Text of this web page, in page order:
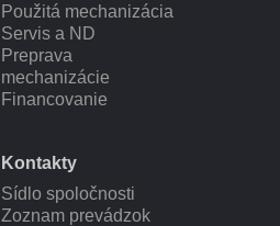
Použitá mechanizácia
Servis a ND
Preprava
mechanizácie
Financovanie
Kontakty
Sídlo spoločnosti
Zoznam prevádzok